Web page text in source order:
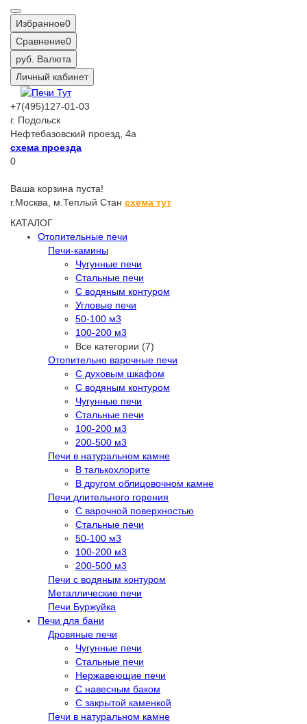
Избранное0
Сравнение0
руб. Валюта
Личный кабинет
+7(495)127-01-03
г. Подольск
Нефтебазовский проезд, 4а
схема проезда
0
Ваша корзина пуста!
г.Москва, м.Теплый Стан схема тут
КАТАЛОГ
Отопительные печи
Печи-камины
Чугунные печи
Стальные печи
С водяным контуром
Угловые печи
50-100 м3
100-200 м3
Все категории (7)
Отопительно варочные печи
С духовым шкафом
С водяным контуром
Чугунные печи
Стальные печи
100-200 м3
200-500 м3
Печи в натуральном камне
В талькохлорите
В другом облицовочном камне
Печи длительного горения
С варочной поверхностью
Стальные печи
50-100 м3
100-200 м3
200-500 м3
Печи с водяным контуром
Металлические печи
Печи Буржуйка
Печи для бани
Дровяные печи
Чугунные печи
Стальные печи
Нержавеющие печи
С навесным баком
С закрытой каменкой
Печи в натуральном камне